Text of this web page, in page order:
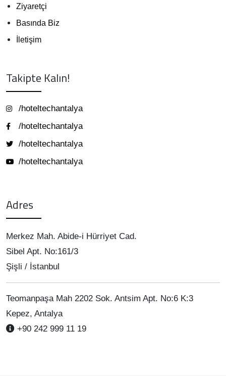
Ziyaretçi
Basında Biz
İletişim
Takipte Kalın!
/hoteltechantalya
/hoteltechantalya
/hoteltechantalya
/hoteltechantalya
Adres
Merkez Mah. Abide-i Hürriyet Cad.
Sibel Apt. No:161/3
Şişli / İstanbul
Teomanpaşa Mah 2202 Sok. Antsim Apt. No:6 K:3
Kepez, Antalya
+90 242 999 11 19